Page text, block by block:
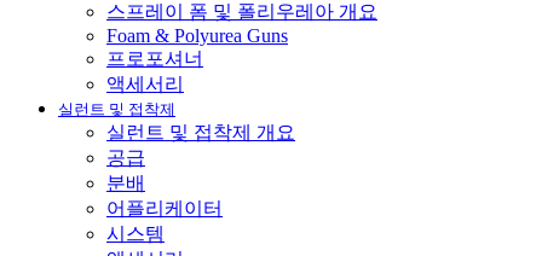
스프레이 폼 및 폴리우레아 개요
Foam & Polyurea Guns
프로포셔너
액세서리
실런트 및 접착제
실런트 및 접착제 개요
공급
분배
어플리케이터
시스템